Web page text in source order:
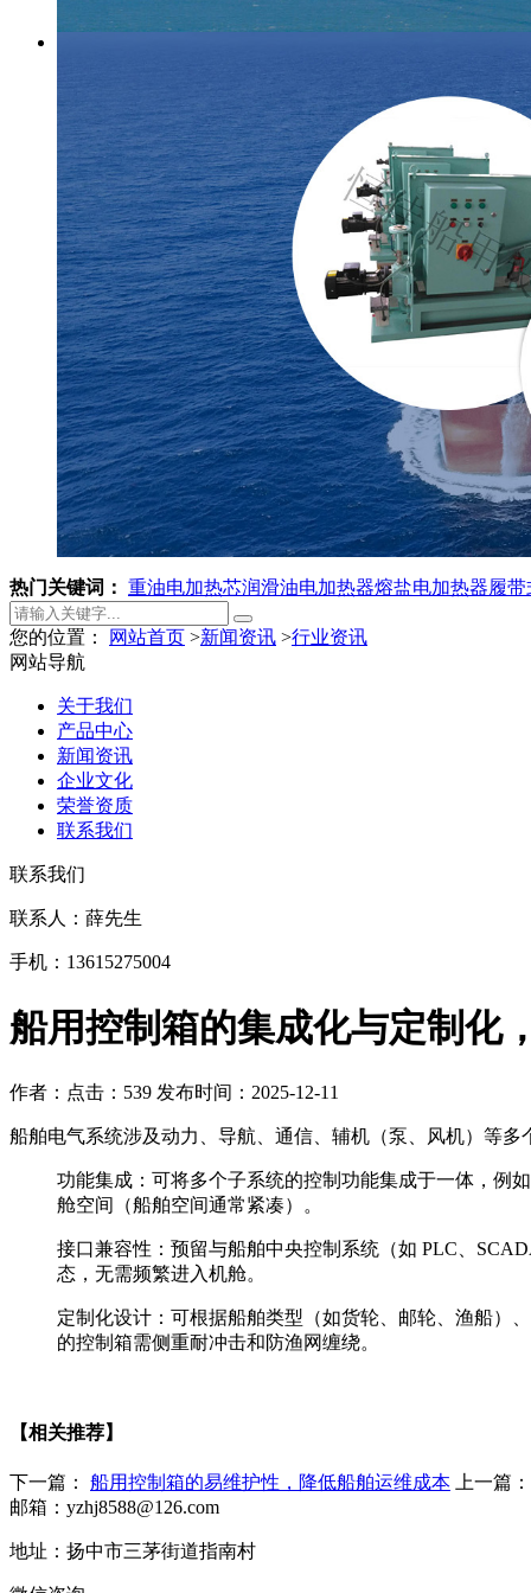
热门关键词： 重油电加热芯润滑油电加热器熔盐电加热器履
您的位置： 网站首页 >新闻资讯 >行业资讯
船用控制箱的集成化与定制化
作者： 点击：539 发布时间：2025-12-11
船舶电气系统涉及动力、导航、通信、辅机（泵、风机）等
功能集成：可将多个子系统的控制功能集成于一体，例
舱空间（船舶空间通常紧凑）。
接口兼容性：预留与船舶中央控制系统（如 PLC、
态，无需频繁进入机舱。
定制化设计：可根据船舶类型（如货轮、邮轮、渔船）
的控制箱需侧重耐冲击和防渔网缠绕。
【相关推荐】
下一篇： 船用控制箱的易维护性，降低船舶运维成本 上一篇
网站导航
关于我们
产品中心
新闻资讯
企业文化
荣誉资质
联系我们
联系我们
联系人：薛先生
手机：13615275004
邮箱：yzhj8588@126.com
地址：扬中市三茅街道指南村